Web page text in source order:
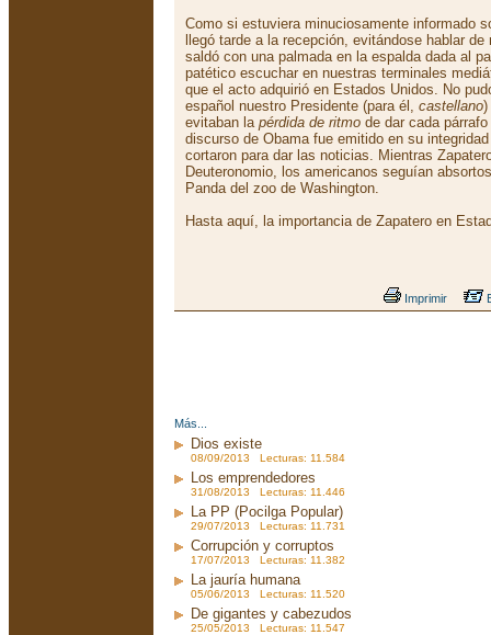
Como si estuviera minuciosamente informado
llegó tarde a la recepción, evitándose hablar
saldó con una palmada en la espalda dada al
patético escuchar en nuestras terminales
que el acto adquirió en Estados Unidos. No
español nuestro Presidente (para él, castellano
evitaban la pérdida de ritmo de dar cada
discurso de Obama fue emitido en su
cortaron para dar las noticias. Mientras
Deuteronomio, los americanos seguían
Panda del zoo de Washington.
Hasta aquí, la importancia de Zapatero en
Imprimir
Más...
Dios existe
08/09/2013 Lecturas: 11.584
Los emprendedores
31/08/2013 Lecturas: 11.446
La PP (Pocilga Popular)
29/07/2013 Lecturas: 11.731
Corrupción y corruptos
17/07/2013 Lecturas: 11.382
La jauría humana
05/06/2013 Lecturas: 11.520
De gigantes y cabezudos
25/05/2013 Lecturas: 11.547